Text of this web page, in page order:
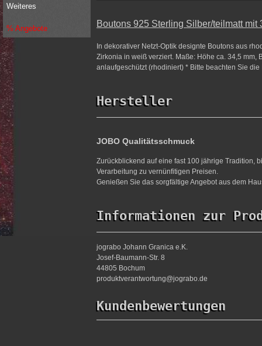
Boutons 925 Sterling Silber/teilmatt
In dekorativer Netzt-Optik designte Boutons aus
Zirkonia in weiß verziert. Maße: Höhe ca. 34,5 mm,
anlaufgeschützt (rhodiniert) * Bitte beachten Sie
Hersteller
JOBO Qualitätsschmuck
Zurückblickend auf eine fast 100 jährige Tradition,
Verarbeitung zu vernünfitigen Preisen.
Genießen Sie das sorgfältige Angebot aus dem
Informationen zur
jograbo Johann Granica e.K.
Josef-Baumann-Str. 8
44805 Bochum
produktverantwortung@jograbo.de
Kundenbewertungen
Weiteres
% Angebote